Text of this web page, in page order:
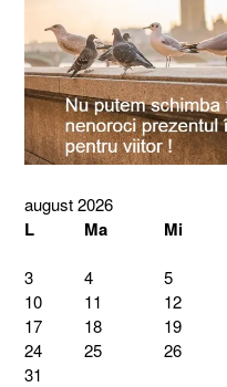
august 2026
L Ma Mi
3
4 5
10
11 12
17
18 19
24
25 26
31